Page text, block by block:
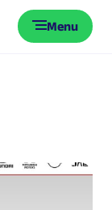
Menu